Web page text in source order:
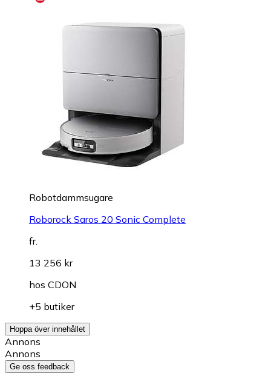
Robotdammsugare
Roborock Saros 20 Sonic Complete
fr.
13 256 kr
hos CDON
+5 butiker
Hoppa över innehållet
Annons
Annons
Ge oss feedback